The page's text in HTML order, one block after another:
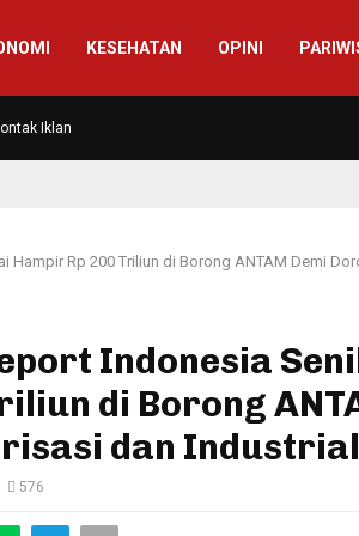
KESEHATAN OPINI
Iklan
Hampir Rp 200 Triliun di Borong ANTAM Demi
Indonesia
di Borong
dan
576